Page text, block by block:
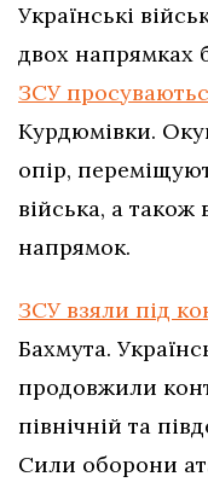
Українські
двох напрямках
ЗСУ
Курдюмівки.
опір,
війська, а також
напрямок.
ЗСУ взяли під
Бахмута.
продовжили
північній та
Сили оборони